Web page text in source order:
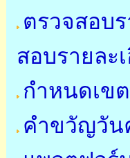
ตรวจสอบ
สอบรายละ
กำหนดเข
คำขวัญวัน